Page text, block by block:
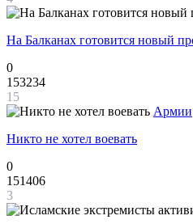
На Балканах готовится новый
0
153234
15
Армии
Никто не хотел воевать
0
151406
3